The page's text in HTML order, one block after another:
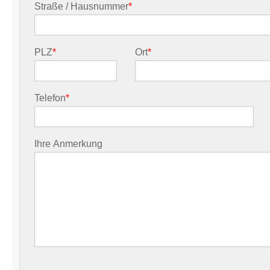
Straße / Hausnummer*
PLZ* Ort*
Telefon*
Ihre Anmerkung